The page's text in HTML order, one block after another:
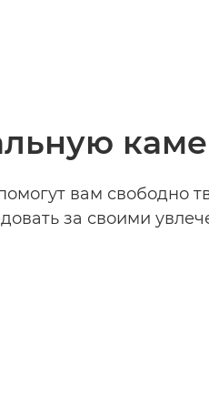
вам свободно
за своими